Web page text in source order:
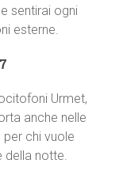
sentirai ogni
esterne.
Urmet,
anche nelle
per chi vuole
della notte.